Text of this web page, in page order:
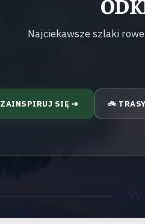
Najciekawsze szlaki
ZAINSPIRUJ SIĘ ➔ 🚲